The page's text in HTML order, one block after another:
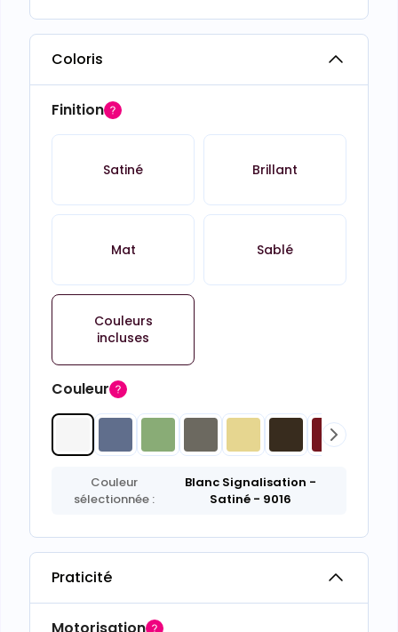
Coloris
Finition
Satiné Brillant
Mat Sablé
Couleurs
incluses
Couleur
Couleur
sélectionnée :
Blanc Signalisation -
Satiné - 9016
Praticité